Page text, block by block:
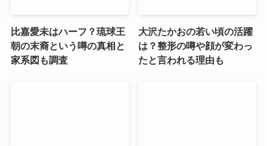
比嘉愛未はハーフ？琉球王
朝の末裔という噂の真相と
家系図も調査
大沢たかおの若い頃の活躍
は？整形の噂や顔が変わっ
たと言われる理由も